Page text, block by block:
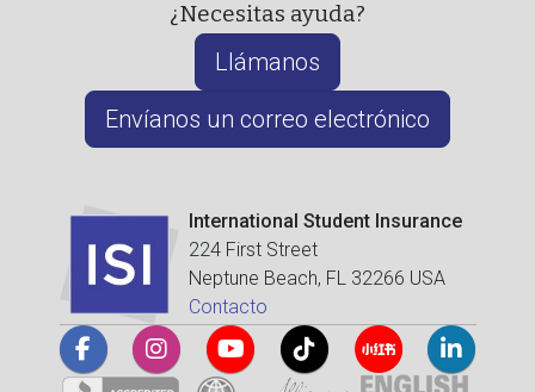
¿Necesitas ayuda?
Llámanos
Envíanos un correo electrónico
International Student Insurance
224 First Street
Neptune Beach, FL 32266 USA
Contacto